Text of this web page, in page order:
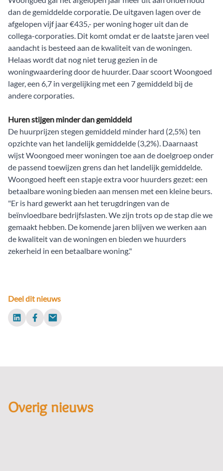
dan de gemiddelde corporatie. De uitgaven lagen over de
afgelopen vijf jaar €435,- per woning hoger uit dan de
collega-corporaties. Dit komt omdat er de laatste jaren veel
aandacht is besteed aan de kwaliteit van de woningen.
Helaas wordt dat nog niet terug gezien in de
woningwaardering door de huurder. Daar scoort Woongoed
lager, een 6,7 in vergelijking met een 7 gemiddeld bij de
andere corporaties.
Huren stijgen minder dan gemiddeld
De huurprijzen stegen gemiddeld minder hard (2,5%) ten
opzichte van het landelijk gemiddelde (3,2%). Daarnaast
wijst Woongoed meer woningen toe aan de doelgroep onder
de passend toewijzen grens dan het landelijk gemiddelde.
Woongoed heeft een stapje extra voor huurders gezet: een
betaalbare woning bieden aan mensen met een kleine beurs.
"Er is hard gewerkt aan het terugdringen van de
beïnvloedbare bedrijfslasten. We zijn trots op de stap die we
gemaakt hebben. De komende jaren blijven we werken aan
de kwaliteit van de woningen en bieden we huurders
zekerheid in een betaalbare woning."
Deel dit nieuws
LinkedInFacebook
Email
Overig nieuws